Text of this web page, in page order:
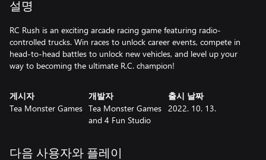
설명
RC Rush is an exciting arcade racing game featuring radio-
controlled trucks. Win races to unlock career events, compete in
head-to-head battles to unlock new vehicles, and level up your
way to becoming the ultimate R.C. champion!
게시자
Tea Monster Games
개발자
Tea Monster Games
and 4 Fun Studio
출시 날짜
2022. 10. 13.
다음 사용자와 플레이